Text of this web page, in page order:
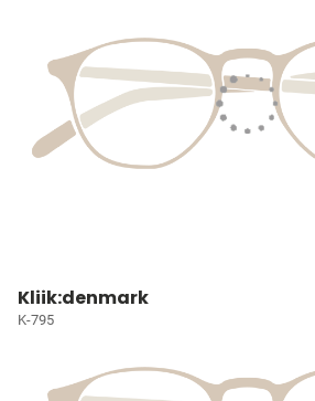
Kliik:denmark
K-795